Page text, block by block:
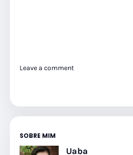
Leave a comment
SOBRE MIM
Uaba